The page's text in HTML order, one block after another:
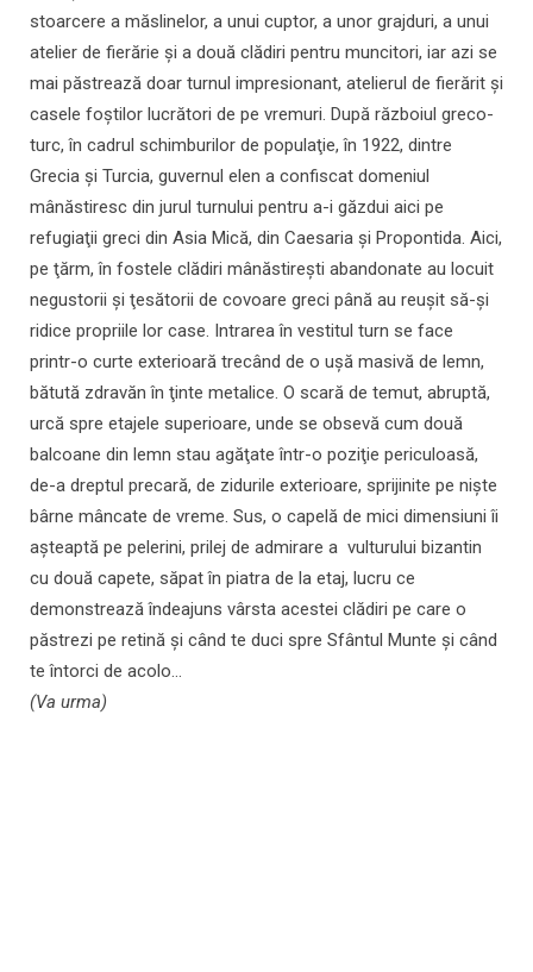
stoarcere a măslinelor, a unui cuptor, a unor grajduri, a unui
atelier de fierărie şi a două clădiri pentru muncitori, iar azi se
mai păstrează doar turnul impresionant, atelierul de fierărit şi
casele foştilor lucrători de pe vremuri. După războiul greco-
turc, în cadrul schimburilor de populaţie, în 1922, dintre
Grecia şi Turcia, guvernul elen a confiscat domeniul
mânăstiresc din jurul turnului pentru a-i găzdui aici pe
refugiaţii greci din Asia Mică, din Caesaria şi Propontida. Aici,
pe ţărm, în fostele clădiri mânăstireşti abandonate au locuit
negustorii şi ţesătorii de covoare greci până au reuşit să-şi
ridice propriile lor case. Intrarea în vestitul turn se face
printr-o curte exterioară trecând de o uşă masivă de lemn,
bătută zdravăn în ţinte metalice. O scară de temut, abruptă,
urcă spre etajele superioare, unde se obsevă cum două
balcoane din lemn stau agăţate într-o poziţie periculoasă,
de-a dreptul precară, de zidurile exterioare, sprijinite pe nişte
bârne mâncate de vreme. Sus, o capelă de mici dimensiuni îi
aşteaptă pe pelerini, prilej de admirare a vulturului bizantin
cu două capete, săpat în piatra de la etaj, lucru ce
demonstrează îndeajuns vârsta acestei clădiri pe care o
păstrezi pe retină şi când te duci spre Sfântul Munte şi când
te întorci de acolo...
(Va urma)